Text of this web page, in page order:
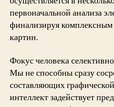
первоначальной анализа
финализируя
картин.
Фокус человека
Мы не способны сразу
составляющих
интеллект задействует